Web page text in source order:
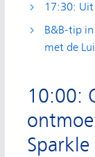
17:30:
B&B-tip
met de
10:00:
Sparkle